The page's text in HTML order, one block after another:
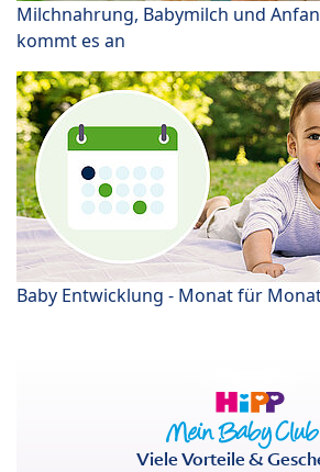
Milchnahrung, Babymilch und
kommt es an
Baby Entwicklung - Monat für
Viele Vorteile &